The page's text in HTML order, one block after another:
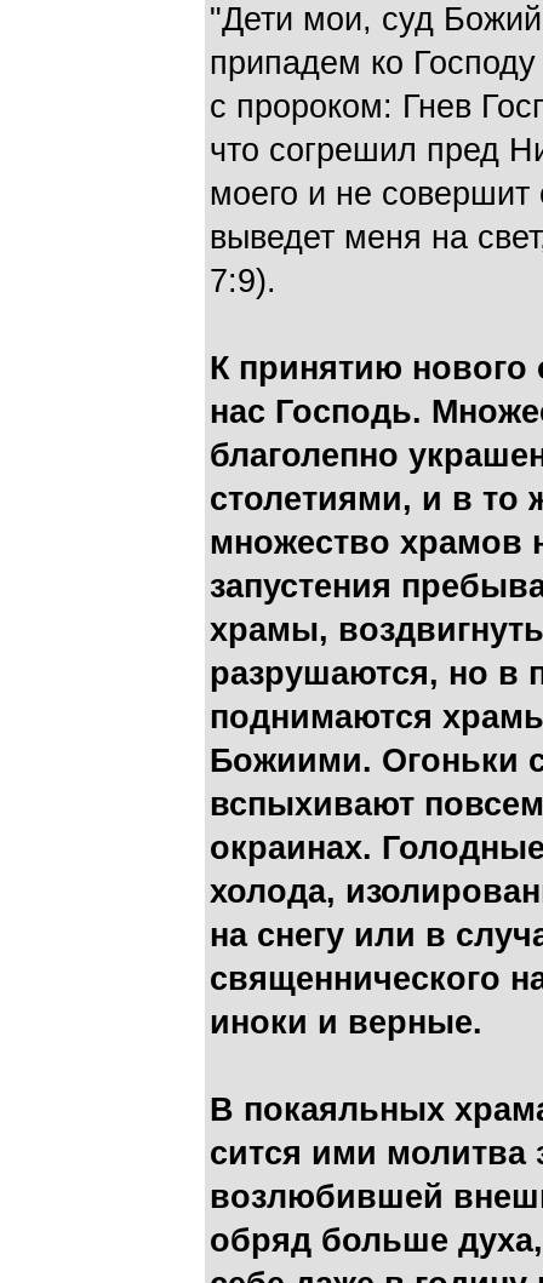
"Дети мои, суд
припадем ко
с пророком: Гнев
что согрешил пред
моего и не
выве­дет меня на
7:9).
К принятию нового
нас Господь.
благолепно
столетиями, и в то
множество храмов
запустения
храмы,
разрушаются, но в
поднимаются
Божиими. Огоньки
вспы­хивают
окраинах.
холода,
на снегу или в
священнического
иноки и верные.
В покаяльных
сится ими молитва
возлюбив­шей
обряд больше